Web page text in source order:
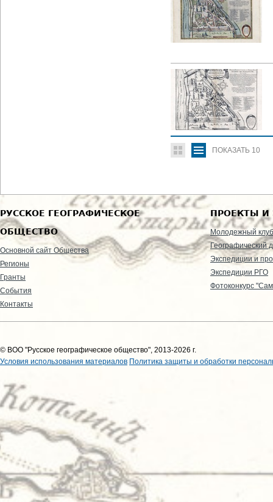
ПОКАЗАТЬ 10
РУССКОЕ ГЕОГРАФИЧЕСКОЕ
ОБЩЕСТВО
Основной сайт Общества
Регионы
Гранты
События
Контакты
ПРОЕКТЫ И
Молодежный клуб
Географический
Экспедиции и
Экспедиции РГО
Фотоконкурс
© ВОО "Русское географическое общество", 2013-2026 г.
Условия использования материалов Политика защиты и обработки